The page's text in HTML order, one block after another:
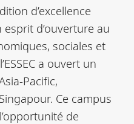
d’excellence
d’ouverture au
sociales et
a ouvert un
Pacific,
Ce campus
de